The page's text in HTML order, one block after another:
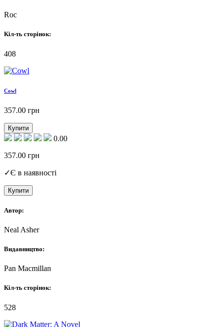
Roc
Кіл-ть сторінок:
408
Cowl
357.00 грн
Купити
0.00
357.00 грн
✓Є в наявності
Купити
Автор:
Neal Asher
Видавництво:
Pan Macmillan
Кіл-ть сторінок:
528